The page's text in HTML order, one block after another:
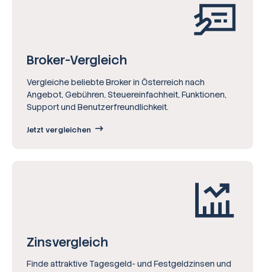
Broker-Vergleich
Vergleiche beliebte Broker in Österreich nach
Angebot, Gebühren, Steuereinfachheit, Funktionen,
Support und Benutzerfreundlichkeit.
Jetzt vergleichen
Zinsvergleich
Finde attraktive Tagesgeld- und Festgeldzinsen und